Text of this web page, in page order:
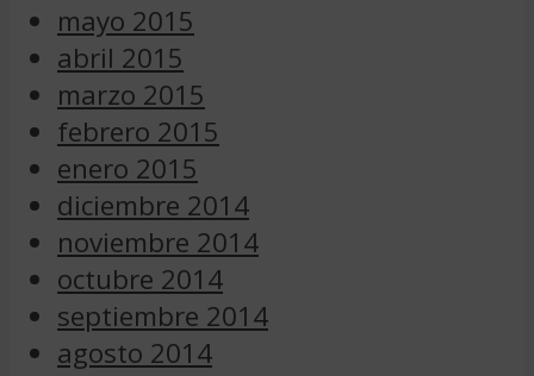
mayo 2015
abril 2015
marzo 2015
febrero 2015
enero 2015
diciembre 2014
noviembre 2014
octubre 2014
septiembre 2014
agosto 2014